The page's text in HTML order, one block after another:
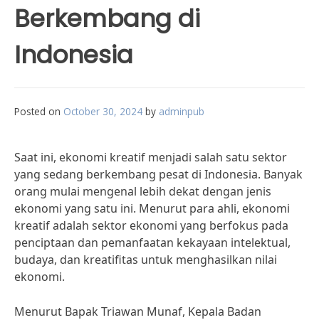
Berkembang di
Indonesia
Posted on October 30, 2024 by adminpub
Saat ini, ekonomi kreatif menjadi salah satu sektor
yang sedang berkembang pesat di Indonesia. Banyak
orang mulai mengenal lebih dekat dengan jenis
ekonomi yang satu ini. Menurut para ahli, ekonomi
kreatif adalah sektor ekonomi yang berfokus pada
penciptaan dan pemanfaatan kekayaan intelektual,
budaya, dan kreatifitas untuk menghasilkan nilai
ekonomi.
Menurut Bapak Triawan Munaf, Kepala Badan